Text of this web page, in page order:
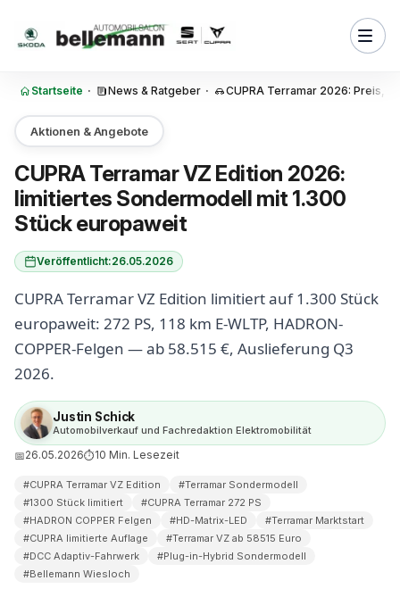
Startseite · News & Ratgeber · CUPRA Terramar 2026: Preis,
Aktionen & Angebote
CUPRA Terramar VZ Edition 2026:
limitiertes Sondermodell mit 1.300
Stück europaweit
Veröffentlicht:26.05.2026
CUPRA Terramar VZ Edition limitiert auf 1.300 Stück
europaweit: 272 PS, 118 km E-WLTP, HADRON-
COPPER-Felgen — ab 58.515 €, Auslieferung Q3
2026.
Justin Schick
Automobilverkauf und Fachredaktion Elektromobilität
📅26.05.2026⏱10 Min. Lesezeit
#CUPRA Terramar VZ Edition
#Terramar Sondermodell
#1300 Stück limitiert
#CUPRA Terramar 272 PS
#HADRON COPPER Felgen
#HD-Matrix-LED
#Terramar Marktstart
#CUPRA limitierte Auflage
#Terramar VZ ab 58515 Euro
#DCC Adaptiv-Fahrwerk
#Plug-in-Hybrid Sondermodell
#Bellemann Wiesloch
Hybrid VZ unterscheidet
Sekunden
greift
Aufpreis von 2.205 Euro
regulären VZ?
gegen wen die VZ Edition
(Stand: 26.05.2026)